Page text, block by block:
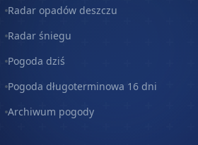
Radar opadów deszczu
Radar śniegu
Pogoda dziś
Pogoda długoterminowa 16 dni
Archiwum pogody